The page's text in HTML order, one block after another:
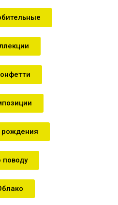
рождения
поводу